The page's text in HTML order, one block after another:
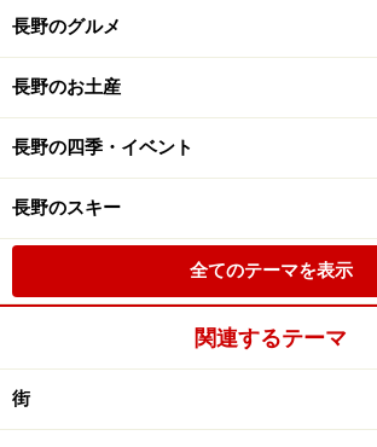
長野のグルメ
長野のお土産
長野の四季・イベント
長野のスキー
全てのテーマを表示
関連するテーマ
街